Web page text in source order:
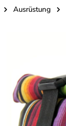
Ausrüstung